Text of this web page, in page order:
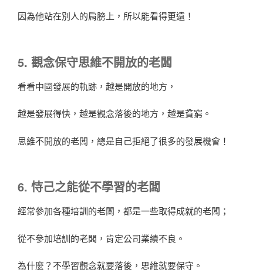
因為他站在別人的肩膀上，所以能看得更遠！
5. 觀念保守思維不開放的老闆
看看中國發展的軌跡，越是開放的地方，
越是發展得快，越是觀念落後的地方，越是貧窮。
思維不開放的老闆，總是自己拒絕了很多的發展機會！
6. 恃己之能從不學習的老闆
經常參加各種培訓的老闆，都是一些取得成就的老闆；
從不參加培訓的老闆，肯定公司業績不良。
為什麼？不學習觀念就要落後，思維就要保守。